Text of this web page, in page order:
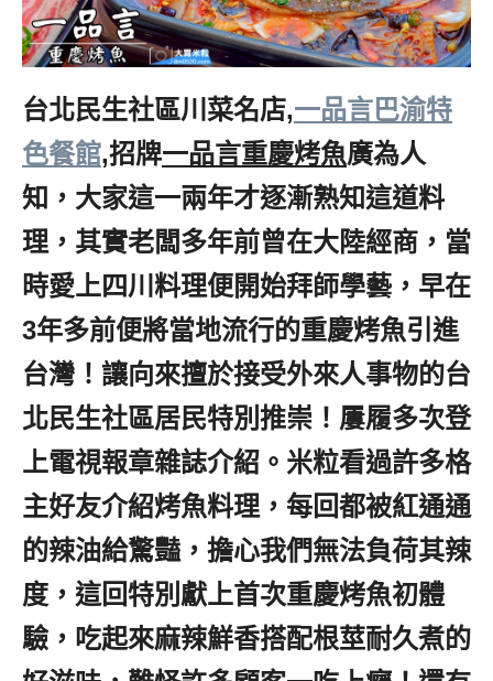
台北民生社區川菜名店,一品言巴渝特
色餐館,招牌一品言重慶烤魚廣為人
知，大家這一兩年才逐漸熟知這道料
理，其實老闆多年前曾在大陸經商，當
時愛上四川料理便開始拜師學藝，早在
3年多前便將當地流行的重慶烤魚引進
台灣！讓向來擅於接受外來人事物的台
北民生社區居民特別推崇！屢履多次登
上電視報章雜誌介紹。米粒看過許多格
主好友介紹烤魚料理，每回都被紅通通
的辣油給驚豔，擔心我們無法負荷其辣
度，這回特別獻上首次重慶烤魚初體
驗，吃起來麻辣鮮香搭配根莖耐久煮的